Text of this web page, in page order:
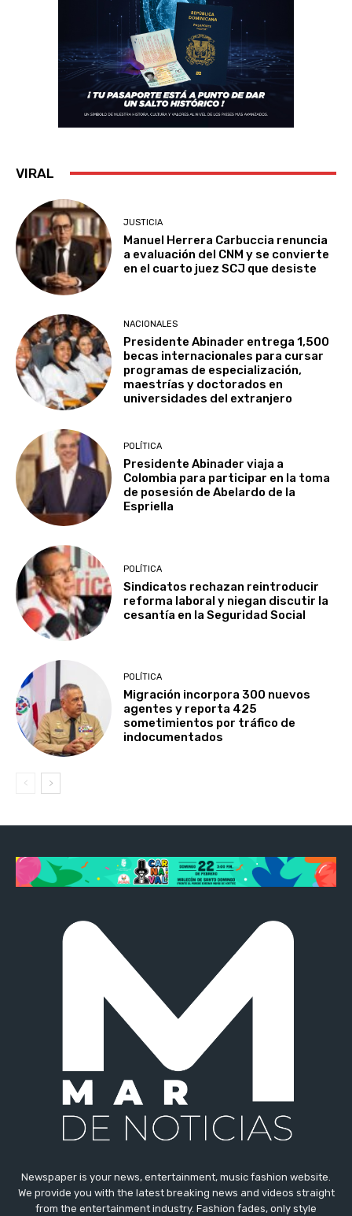
VIRAL
JUSTICIA
Manuel Herrera Carbuccia renuncia
a evaluación del CNM y se convierte
en el cuarto juez SCJ que desiste
NACIONALES
Presidente Abinader entrega 1,500
becas internacionales para cursar
programas de especialización,
maestrías y doctorados en
universidades del extranjero
POLÍTICA
Presidente Abinader viaja a
Colombia para participar en la toma
de posesión de Abelardo de la
Espriella
POLÍTICA
Sindicatos rechazan reintroducir
reforma laboral y niegan discutir la
cesantía en la Seguridad Social
POLÍTICA
Migración incorpora 300 nuevos
agentes y reporta 425
sometimientos por tráfico de
indocumentados
Newspaper is your news, entertainment, music fashion website.
We provide you with the latest breaking news and videos straight
from the entertainment industry. Fashion fades, only style